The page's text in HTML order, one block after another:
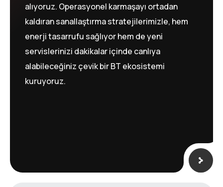
alıyoruz. Operasyonel karmaşayı ortadan
kaldıran sanallaştırma stratejilerimizle, hem
enerji tasarrufu sağlıyor hem de yeni
servislerinizi dakikalar içinde canlıya
alabileceğiniz çevik bir BT ekosistemi
kuruyoruz.